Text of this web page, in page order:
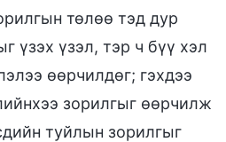
төлөө тэд дур
үзэх үзэл, тэр ч бүү хэл
өөрчилдөг; гэхдээ
зорилгыг өөрчилж
туйлын зорилгыг